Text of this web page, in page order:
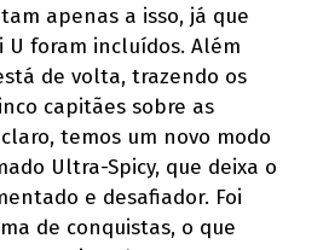
apenas a isso, já que
U foram incluídos. Além
de volta, trazendo os
capitães sobre as
temos um novo modo
Ultra-Spicy, que deixa o
e desafiador. Foi
de conquistas, o que